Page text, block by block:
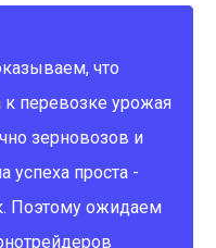
что
к перевозке урожая
зерновозов и
успеха проста -
Поэтому ожидаем